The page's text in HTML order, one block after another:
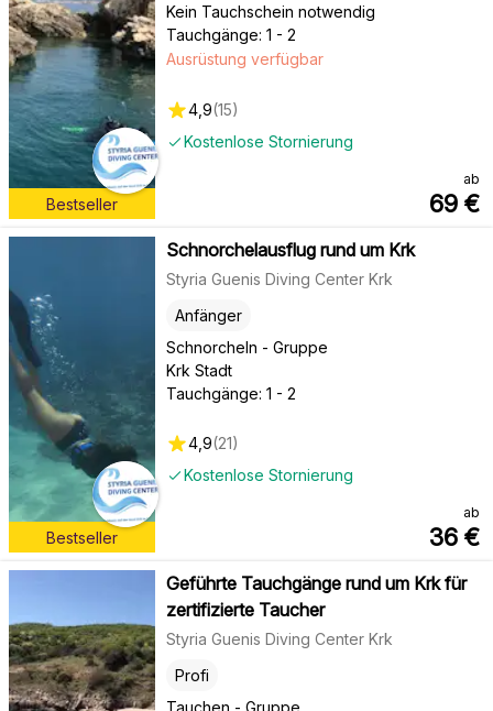
Bestseller
Kein Tauchschein notwendig
Tauchgänge: 1 - 2
Kostenlose Stornierung
Ausrüstung verfügbar
4,9(15)
ab
69 €
Bestseller
Schnorchelausflug rund um Krk
Styria Guenis Diving Center Krk
Schnorcheln - Gruppe
Krk Stadt
Anfänger
Tauchgänge: 1 - 2
Kostenlose Stornierung
4,9(21)
ab
36 €
Geführte Tauchgänge rund um Krk für
zertifizierte Taucher
Styria Guenis Diving Center Krk
Tauchen - Gruppe
Profi